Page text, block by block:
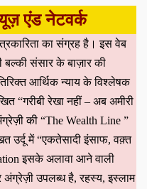
एंड नेटवर्क
का संग्रह है। इस वेब
संसार के बाज़ार की
आर्थिक न्याय के विश्लेषक
“गरीबी रेखा नहीं – अब अमीरी
की “The Wealth Line ”
उर्दू में “एकतेसादी इंसाफ, वक़्त
इसके अलावा आने वाली
अंग्रेज़ी उपलब्ध है, रहस्य, इस्लाम